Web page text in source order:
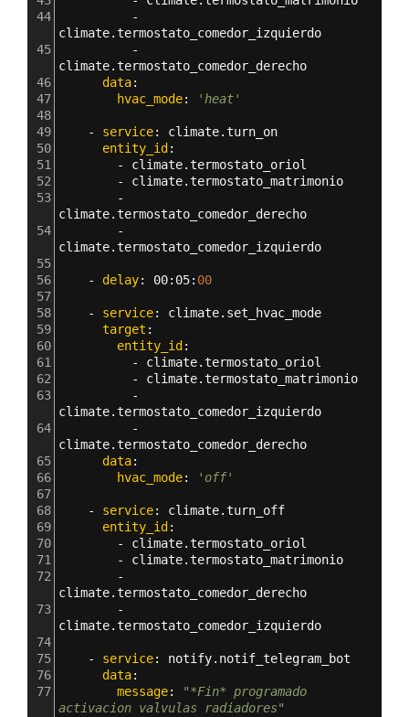
44
climate.termostato_comedor_izquierdo
45
climate.termostato_comedor_derecho
46
data:
47
hvac_mode:
'heat'
48
49
- service: climate.turn_on
50
entity_id
51
- climate.termostato_oriol
52
- climate.termostato_matrimonio
53
climate.termostato_comedor_derecho
54
climate.termostato_comedor_izquierdo
55
56
- delay: 00: 05: 00
57
58
- service: climate.set_hvac_mode
59
target :
60
entity_id
61
- climate.termostato_oriol
62
- climate.termostato_matrimonio
63
climate.termostato_comedor_izquierdo
64
climate.termostato_comedor_derecho
65
data:
66
hvac_mode:
'off'
67
68
- service: climate.turn_off
69
entity_id
70
- climate.termostato_oriol
71
- climate.termostato_matrimonio
72
climate.termostato_comedor_derecho
73
climate.termostato_comedor_izquierdo
74
75
- service: notify.notif_telegram_bot
76
data:
77
message:
"*Fin* programado
activacion valvulas radiadores"